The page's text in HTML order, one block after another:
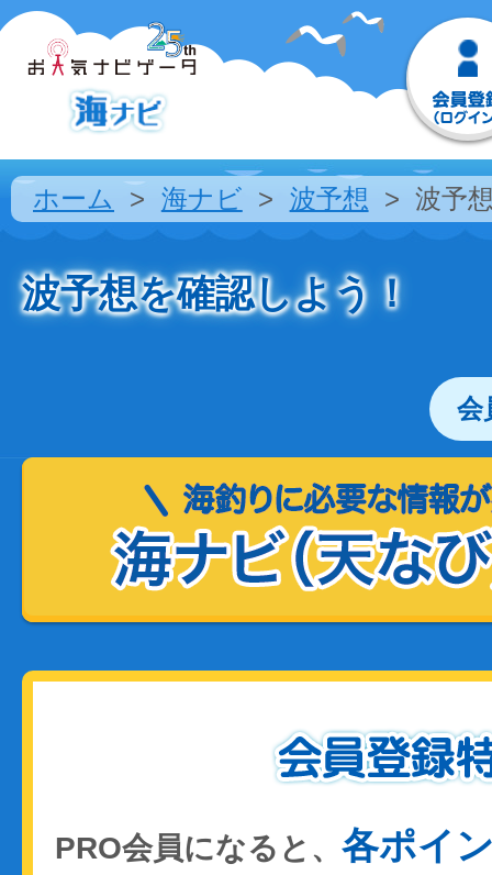
ホーム 海ナビ 波予想 波予
波予想を確認しよう！
会
PRO会員になると、 各ポイ